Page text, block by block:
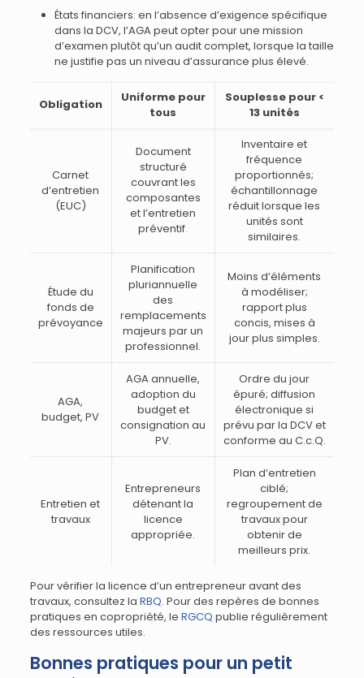
États financiers: en l’absence d’exigence spécifique
dans la DCV, l’AGA peut opter pour une mission
d’examen plutôt qu’un audit complet, lorsque la taille
ne justifie pas un niveau d’assurance plus élevé.
Obligation
Uniforme pour
tous
Souplesse pour <
13 unités
Carnet
d’entretien
(EUC)
Document
structuré
couvrant les
composantes
et l’entretien
préventif.
Inventaire et
fréquence
proportionnés;
échantillonnage
réduit lorsque les
unités sont
similaires.
Étude du
fonds de
prévoyance
Planification
pluriannuelle
des
remplacements
majeurs par un
professionnel.
Moins d’éléments
à modéliser;
rapport plus
concis, mises à
jour plus simples.
AGA,
budget, PV
AGA annuelle,
adoption du
budget et
consignation au
PV.
Ordre du jour
épuré; diffusion
électronique si
prévu par la DCV et
conforme au C.c.Q.
Entretien et
travaux
Entrepreneurs
détenant la
licence
appropriée.
Plan d’entretien
ciblé;
regroupement de
travaux pour
obtenir de
meilleurs prix.
Pour vérifier la licence d’un entrepreneur avant des
travaux, consultez la RBQ. Pour des repères de bonnes
pratiques en copropriété, le RGCQ publie régulièrement
des ressources utiles.
Bonnes pratiques pour un petit